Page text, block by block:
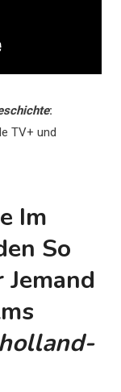
:
TV+ und
Im
So